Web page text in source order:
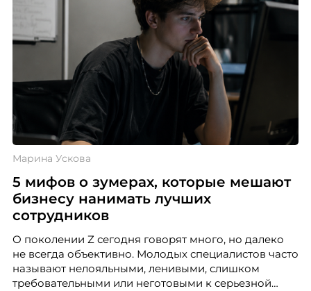
Марина Ускова
5 мифов о зумерах, которые мешают
бизнесу нанимать лучших
сотрудников
О поколении Z сегодня говорят много, но далеко
не всегда объективно. Молодых специалистов часто
называют нелояльными, ленивыми, слишком
требовательными или неготовыми к серьезной